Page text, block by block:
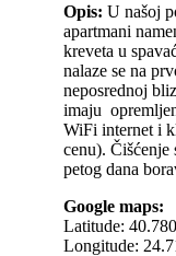
Opis: U našoj
apartmani
kreveta u
nalaze se na
neposrednoj
imaju
WiFi internet i
cenu). Čišćenje
petog dana
Google maps:
Latitude:
Longitude: